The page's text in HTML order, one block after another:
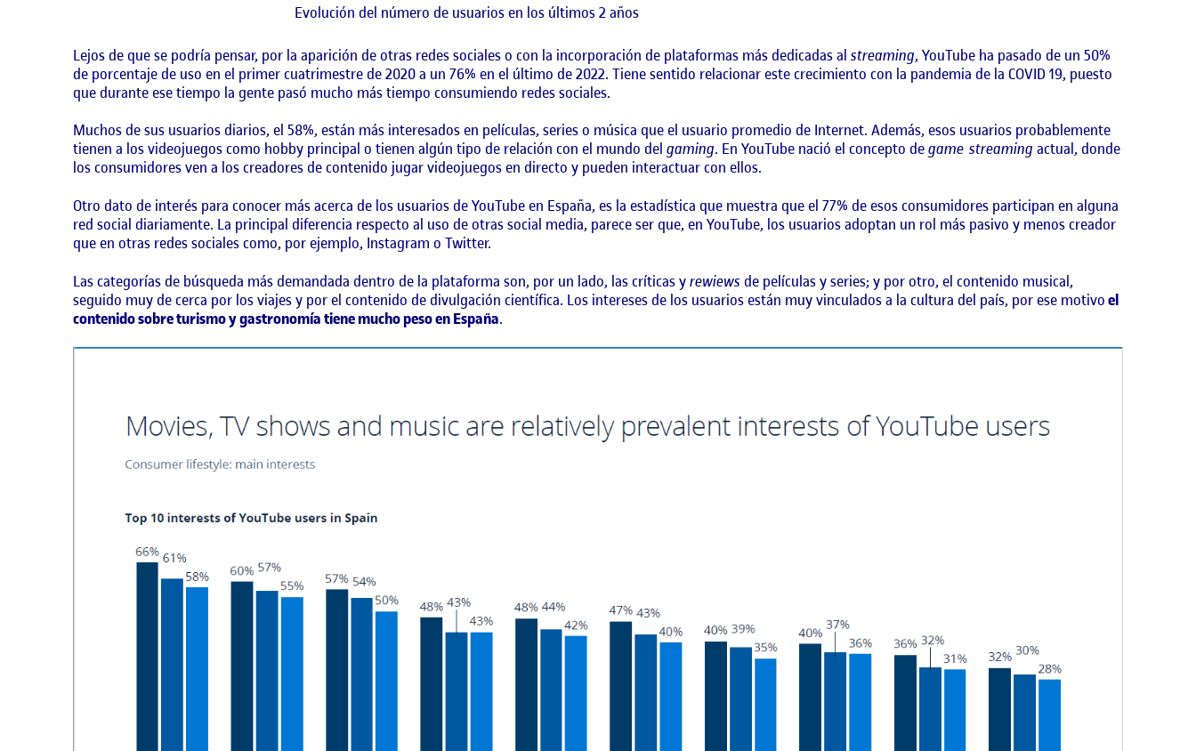
Evolución del número de usuarios en los últimos 2 años
Lejos de que se podría pensar, por la aparición de otras redes sociales o con la incorporación de plataformas más dedicadas al streaming, YouTube ha pasado de un 50%
de porcentaje de uso en el primer cuatrimestre de 2020 a un 76% en el último de 2022. Tiene sentido relacionar este crecimiento con la pandemia de la COVID 19, puesto
que durante ese tiempo la gente pasó mucho más tiempo consumiendo redes sociales.
Muchos de sus usuarios diarios, el 58%, están más interesados en películas, series o música que el usuario promedio de Internet. Además, esos usuarios probablemente
tienen a los videojuegos como hobby principal o tienen algún tipo de relación con el mundo del gaming. En YouTube nació el concepto degame streaming actual, donde
los consumidores ven a los creadores de contenido jugar videojuegos en directo y pueden interactuar con ellos.
Otro dato de interés para conocer más acerca de los usuarios de YouTube en España, es la estadística que muestra que el 77% de esos consumidores participan en alguna
red social diariamente. La principal diferencia respecto al uso de otras social media, parece ser que, en YouTube, los usuarios adoptan un rol más pasivo y menos creador
que en otras redes sociales como, por ejemplo, Instagram o Twitter.
Las categorías de búsqueda más demandada dentro de la plataforma son, por un lado, las críticas yrewiews de películas y series; y por otro, el contenido musical,
seguido muy de cerca por los viajes y por el contenido de divulgación científica. Los intereses de los usuarios están muy vinculados a la cultura del país, por ese motivoel
contenido sobre turismo y gastronomía tiene mucho peso en España.